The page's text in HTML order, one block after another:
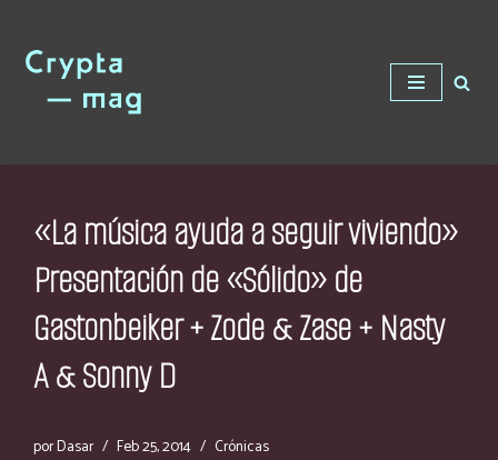
Saltar
contenido
«La música ayuda a seguir viviendo»
Presentación de «Sólido» de
Gastonbeiker + Zode & Zase + Nasty
A & Sonny D
porDasar Feb 25, 2014 Crónicas